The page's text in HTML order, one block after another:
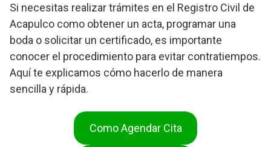
Si necesitas realizar trámites en el Registro Civil de
Acapulco como obtener un acta, programar una
boda o solicitar un certificado, es importante
conocer el procedimiento para evitar contratiempos.
Aquí te explicamos cómo hacerlo de manera
sencilla y rápida.
Como Agendar Cita